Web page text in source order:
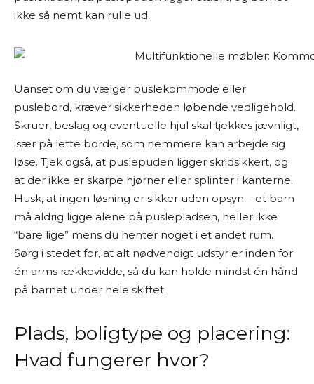
ikke så nemt kan rulle ud.
Uanset om du vælger puslekommode eller
puslebord, kræver sikkerheden løbende vedligehold.
Skruer, beslag og eventuelle hjul skal tjekkes jævnligt,
især på lette borde, som nemmere kan arbejde sig
løse. Tjek også, at puslepuden ligger skridsikkert, og
at der ikke er skarpe hjørner eller splinter i kanterne.
Husk, at ingen løsning er sikker uden opsyn – et barn
må aldrig ligge alene på puslepladsen, heller ikke
“bare lige” mens du henter noget i et andet rum.
Sørg i stedet for, at alt nødvendigt udstyr er inden for
én arms rækkevidde, så du kan holde mindst én hånd
på barnet under hele skiftet.
Plads, boligtype og placering:
Hvad fungerer hvor?